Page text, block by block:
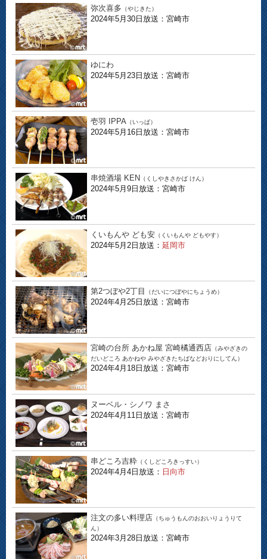
弥次喜多 （やじきた）
2024年5月30日放送：宮崎市
ゆにわ
2024年5月23日放送：宮崎市
壱羽 IPPA （いっぱ）
2024年5月16日放送：宮崎市
串焼酒場 KEN （くしやきさかば けん）
2024年5月9日放送：宮崎市
くいもんや ども安 （くいもんや どもやす）
2024年5月2日放送： 延岡市
第2つぼや2丁目 （だいにつぼやにちょうめ）
2024年4月25日放送：宮崎市
宮崎の台所 あかね屋 宮崎橘通西店 （みやざきの
だいどころ あかねや みやざきたちばなどおりにしてん）
2024年4月18日放送：宮崎市
ヌーベル・シノワ まさ
2024年4月11日放送：宮崎市
串どころ吉粋 （くしどころきっすい）
2024年4月4日放送： 日向市
注文の多い料理店 （ちゅうもんのおおいりょうりて
ん）
2024年3月28日放送：宮崎市